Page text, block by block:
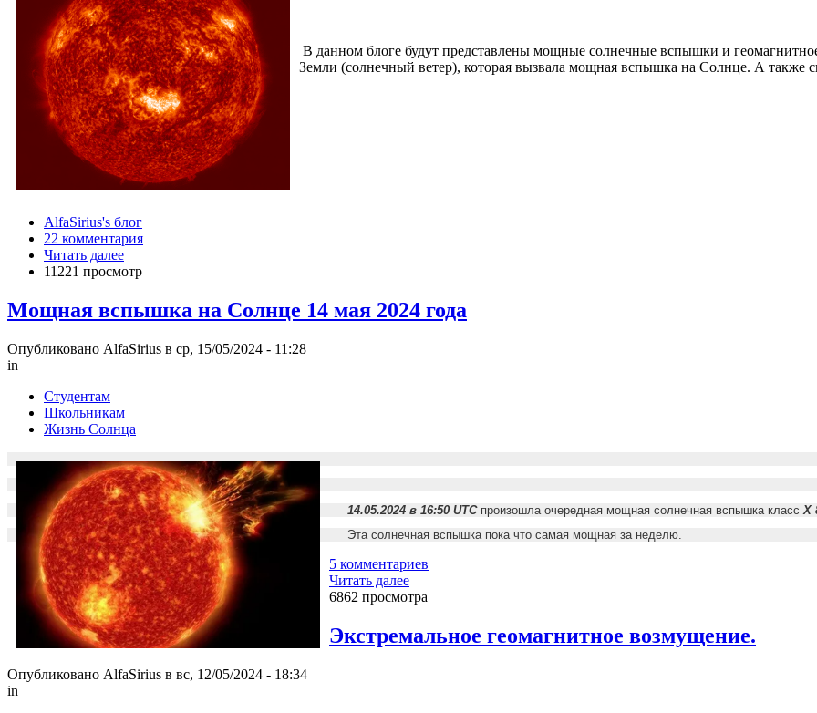
В данном блоге будут представлены мощные солнечные вспышки и
Земли (солнечный ветер), которая вызвала мощная вспышка на Солнце. А также
AlfaSirius's блог
22 комментария
Читать далее
11221 просмотр
Мощная вспышка на Солнце 14 мая 2024 года
Опубликовано AlfaSirius в ср, 15/05/2024 - 11:28
in
Студентам
Школьникам
Жизнь Солнца
14.05.2024 в 16:50 UTCпроизошла очередная мощная солнечная вспышка класс X
Эта солнечная вспышка пока что самая мощная за неделю.
5 комментариев
Читать далее
6862 просмотра
Экстремальное геомагнитное возмущение.
Опубликовано AlfaSirius в вс, 12/05/2024 - 18:34
in